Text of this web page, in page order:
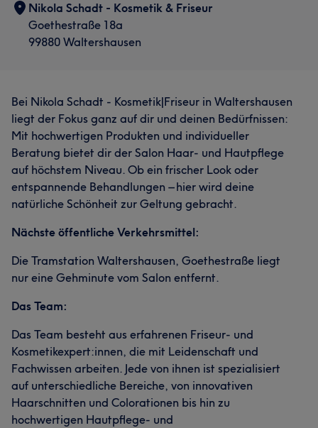
Nikola Schadt - Kosmetik & Friseur
Goethestraße 18a
99880 Waltershausen
Bei Nikola Schadt - Kosmetik|Friseur in Waltershausen
liegt der Fokus ganz auf dir und deinen Bedürfnissen:
Mit hochwertigen Produkten und individueller
Beratung bietet dir der Salon Haar- und Hautpflege
auf höchstem Niveau. Ob ein frischer Look oder
entspannende Behandlungen – hier wird deine
natürliche Schönheit zur Geltung gebracht.
Nächste öffentliche Verkehrsmittel:
Die Tramstation Waltershausen, Goethestraße liegt
nur eine Gehminute vom Salon entfernt.
Das Team:
Das Team besteht aus erfahrenen Friseur- und
Kosmetikexpert:innen, die mit Leidenschaft und
Fachwissen arbeiten. Jede von ihnen ist spezialisiert
auf unterschiedliche Bereiche, von innovativen
Haarschnitten und Colorationen bis hin zu
hochwertigen Hautpflege- und